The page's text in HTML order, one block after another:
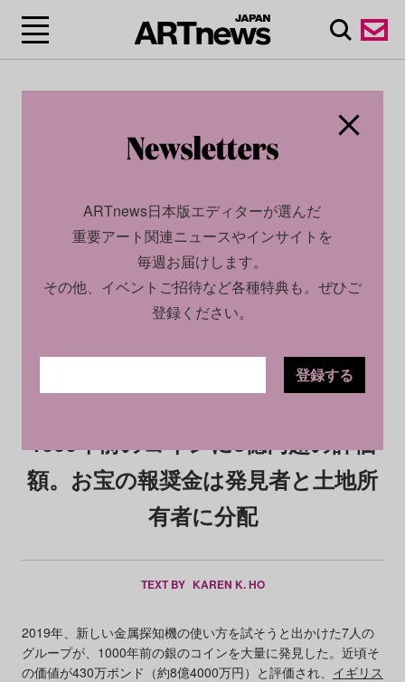
2024.10.25
1000年前のコインに8億円超の評価
額。お宝の報奨金は発見者と土地所
有者に分配
TEXT BY KAREN K. HO
2019年、新しい金属探知機の使い方を試そうと出かけた7人の
グループが、1000年前の銀のコインを大量に発見した。近頃そ
の価値が430万ポンド（約8億4000万円）と評価され、 イギリス
ARTnews日本版エディターが選んだ
重要アート関連ニュースやインサイトを
毎週お届けします。
その他、イベントご招待など各種特典も。ぜひご
登録ください。
登録する